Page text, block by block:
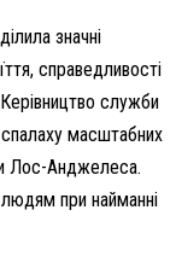
значні
справедливості
служби
масштабних
Лос-Анджелеса.
при найманні